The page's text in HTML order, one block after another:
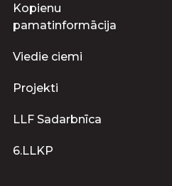
Kopienu
pamatinformācija
Viedie ciemi
Projekti
LLF Sadarbnīca
6.LLKP